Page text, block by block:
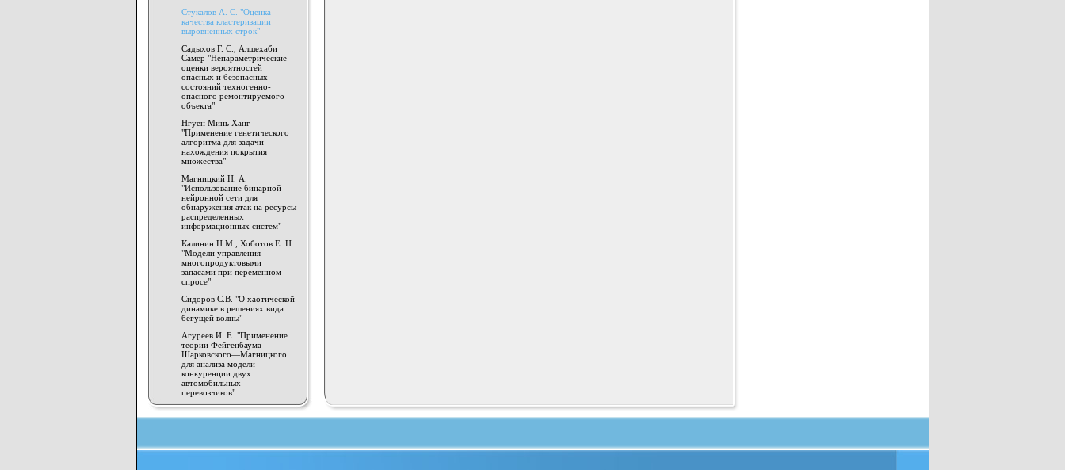
Стукалов А. С. "Оценка
качества кластеризации
выровненных строк"
Садыхов Г. С., Алшехаби
Самер "Непараметрические
оценки вероятностей
опасных и безопасных
состояний техногенно-
опасного ремонтируемого
объекта"
Нгуен Минь Ханг
"Применение генетического
алгоритма для задачи
нахождения покрытия
множества"
Магницкий Н. А.
"Использование бинарной
нейронной сети для
обнаружения атак на ресурсы
распределенных
информационных систем"
Калинин Н.М., Хоботов Е. Н.
"Модели управления
многопродуктовыми
запасами при переменном
спросе"
Сидоров С.В. "О хаотической
динамике в решениях вида
бегущей волны"
Агуреев И. Е. "Применение
теории Фейгенбаума—
Шарковского—Магницкого
для анализа модели
конкуренции двух
автомобильных
перевозчиков"